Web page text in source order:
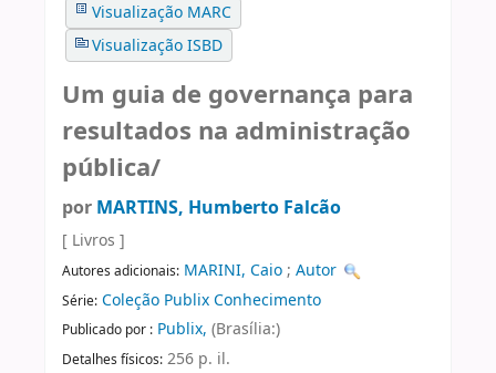
Visualização MARC
Visualização ISBD
Um guia de governança para
resultados na administração
pública/
por MARTINS, Humberto Falcão
[ Livros ]
Autores adicionais: MARINI, Caio; Autor
Série: Coleção Publix Conhecimento
Publicado por : Publix, (Brasília:)
Detalhes físicos: 256 p. il.